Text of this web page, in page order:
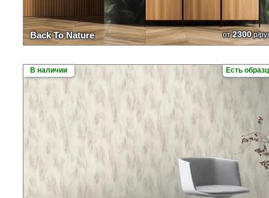
Back To Nature от2300р/
Есть
В наличии